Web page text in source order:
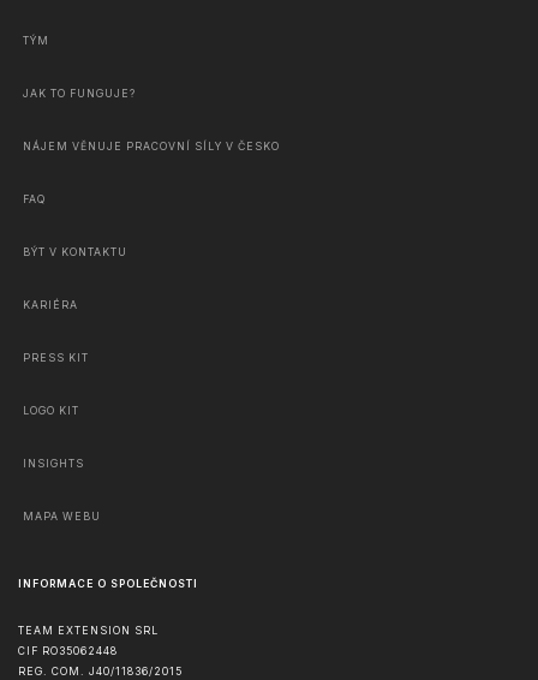
TÝM
JAK TO FUNGUJE?
NÁJEM VĚNUJE PRACOVNÍ SÍLY V ČESKO
FAQ
BÝT V KONTAKTU
KARIÉRA
PRESS KIT
LOGO KIT
INSIGHTS
MAPA WEBU
INFORMACE O SPOLEČNOSTI
TEAM EXTENSION SRL
CIF RO35062448
REG. COM. J40/11836/2015